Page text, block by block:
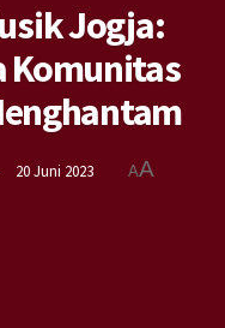
Jogja:
Komunitas
20 Juni 2023 AA